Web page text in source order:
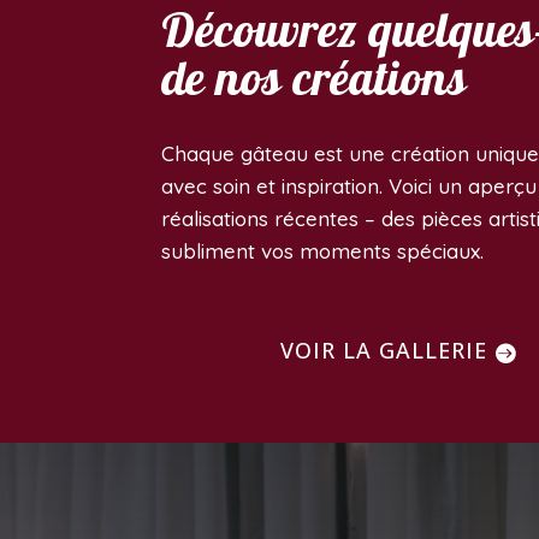
Découvrez
de nos créations
Chaque gâteau est une création
avec soin et inspiration. Voici un
réalisations récentes – des pièces
subliment vos moments spéciaux.
VOIR LA GALLERIE